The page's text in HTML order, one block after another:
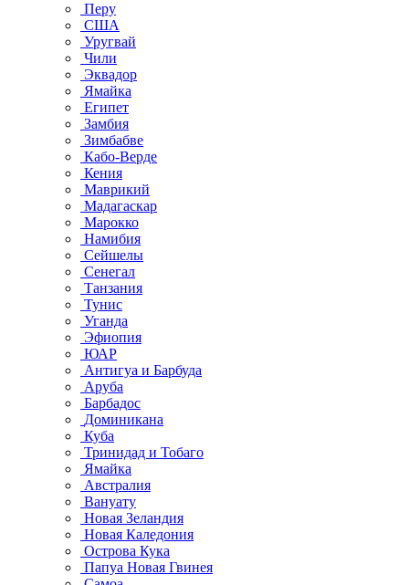
Перу
США
Уругвай
Чили
Эквадор
Ямайка
Египет
Замбия
Зимбабве
Кабо-Верде
Кения
Маврикий
Мадагаскар
Марокко
Намибия
Сейшелы
Сенегал
Танзания
Тунис
Уганда
Эфиопия
ЮАР
Антигуа и Барбуда
Аруба
Барбадос
Доминикана
Куба
Тринидад и Тобаго
Ямайка
Австралия
Вануату
Новая Зеландия
Новая Каледония
Острова Кука
Папуа Новая Гвинея